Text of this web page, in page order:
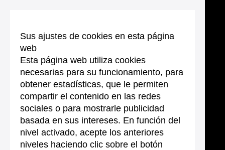
Sus ajustes de cookies en esta página
web
Esta página web utiliza cookies
necesarias para su funcionamiento, para
obtener estadísticas, que le permiten
compartir el contenido en las redes
sociales o para mostrarle publicidad
basada en sus intereses. En función del
nivel activado, acepte los anteriores
niveles haciendo clic sobre el botón